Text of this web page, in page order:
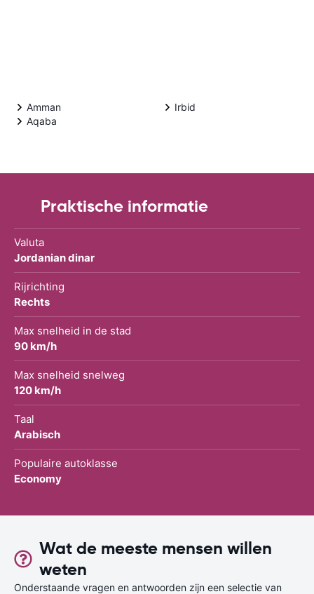
Amman
Aqaba
Irbid
Praktische informatie
Valuta
Jordanian dinar
Rijrichting
Rechts
Max snelheid in de stad
90 km/h
Max snelheid snelweg
120 km/h
Taal
Arabisch
Populaire autoklasse
Economy
Wat de meeste mensen willen
weten
Onderstaande vragen en antwoorden zijn een selectie van